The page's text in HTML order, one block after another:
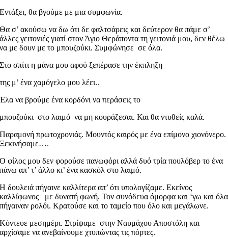
Εντάξει, θα βγούμε με μια συμφωνία.
Θα σ’ ακούσω να δω ότι δε φαλτσάρεις και δεύτερον θα πάμε σ’
άλλες γειτονιές γιατί στον Άγιο Θεράποντα τη γειτονιά μου, δεν θέλω
να με δουν με το μπουζούκι. Συμφώνησε σε όλα.
Στο σπίτι η μάνα μου αφού ξεπέρασε την έκπληξη
της μ’ ένα χαμόγελο μου λέει..
Έλα να βρούμε ένα κορδόνι να περάσεις το
μπουζούκι στο λαιμό να μη κουράζεσαι. Και θα ντυθείς καλά.
Παραμονή πρωτοχρονιάς. Μουντός καιρός με ένα επίμονο χιονόνερο.
Ξεκινήσαμε….
Ο φίλος μου δεν φορούσε πανωφόρι αλλά δυό τρία πουλόβερ το ένα
πάνω απ’ τ’ άλλο κι’ ένα κασκόλ στο λαιμό.
Η δουλειά πήγαινε καλλίτερα απ’ ότι υπολογίζαμε. Εκείνος
καλλίφωνος με δυνατή φωνή. Τον συνόδευα όμορφα και ‘γω και όλα
πήγαιναν ρολόι. Κρατούσε και το ταμείο που όλο και μεγάλωνε.
Κόντευε μεσημέρι. Στρίψαμε στην Ναυμάχου Αποστόλη και
αρχίσαμε να ανεβαίνουμε χτυπώντας τις πόρτες.